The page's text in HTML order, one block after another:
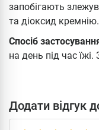
запобігають
та діоксид кремнію.
Спосіб
на день під час
Додати відгук